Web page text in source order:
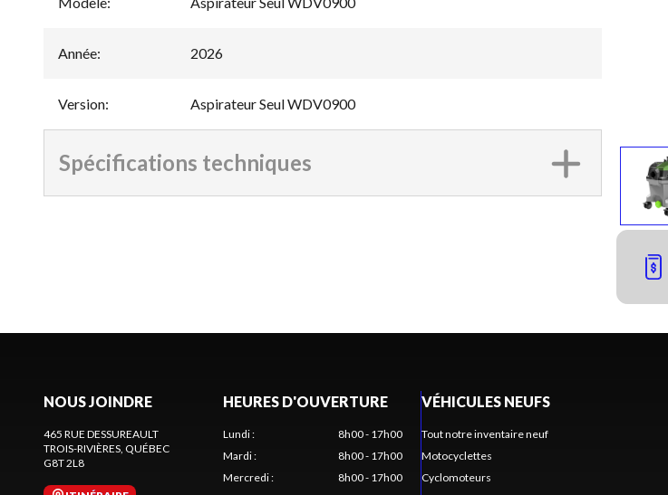
Année: 2026
Version: Aspirateur Seul WDV0900
Spécifications techniques
NOUS JOINDRE
465 RUE DESSUREAULT
TROIS-RIVIÈRES, QUÉBEC
G8T 2L8
HEURES D'OUVERTURE
Lundi:
8h00 - 17h00
Mardi:
8h00 - 17h00
Mercredi:
8h00 - 17h00
VÉHICULES NEUFS
Tout notre inventaire neuf
Motocyclettes
Cyclomoteurs